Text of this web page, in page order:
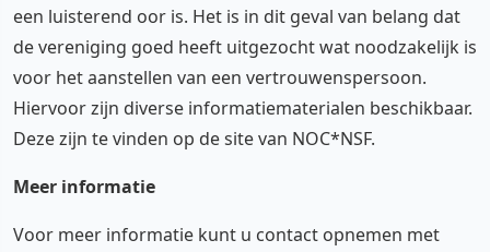
een luisterend oor is. Het is in dit geval van belang dat
de vereniging goed heeft uitgezocht wat noodzakelijk is
voor het aanstellen van een vertrouwenspersoon.
Hiervoor zijn diverse informatiematerialen beschikbaar.
Deze zijn te vinden op de site van NOC*NSF.
Meer informatie
Voor meer informatie kunt u contact opnemen met